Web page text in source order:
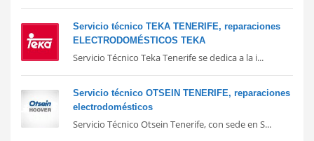
Servicio técnico TEKA TENERIFE, reparaciones
ELECTRODOMÉSTICOS TEKA
Servicio Técnico Teka Tenerife se dedica a la i...
Servicio técnico OTSEIN TENERIFE, reparaciones
electrodomésticos
Servicio Técnico Otsein Tenerife, con sede en S...